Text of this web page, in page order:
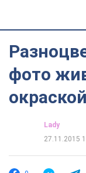
фото
окраской
Lady
27.11.2015